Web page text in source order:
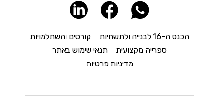
הכנס ה-16 לבנייה ולתשתיות
קורסים והשתלמויות
ספרייה מקצועית
תנאי שימוש באתר
מדיניות פרטיות